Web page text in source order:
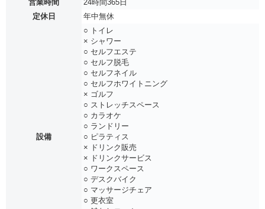
営業時間
24時間365日
定休日
年中無休
設備
○ トイレ
× シャワー
○ セルフエステ
○ セルフ脱毛
○ セルフネイル
○ セルフホワイトニング
× ゴルフ
○ ストレッチスペース
○ カラオケ
○ ランドリー
○ ピラティス
× ドリンク販売
× ドリンクサービス
○ ワークスペース
○ デスクバイク
○ マッサージチェア
○ 更衣室